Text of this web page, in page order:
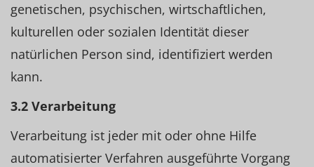
genetischen, psychischen, wirtschaftlichen,
kulturellen oder sozialen Identität dieser
natürlichen Person sind, identifiziert werden
kann.
3.2 Verarbeitung
Verarbeitung ist jeder mit oder ohne Hilfe
automatisierter Verfahren ausgeführte Vorgang